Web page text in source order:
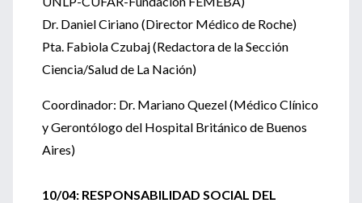
Dr. Daniel Ciriano (Director Médico de Roche)
Pta. Fabiola Czubaj (Redactora de la Sección
Ciencia/Salud de La Nación)
Coordinador: Dr. Mariano Quezel (Médico Clínico
y Gerontólogo del Hospital Británico de Buenos
Aires)
10/04: RESPONSABILIDAD SOCIAL DEL